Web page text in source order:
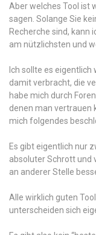
Aber welches Tool ist
sagen. Solange Sie
Recherche sind, kann
am nützlichsten und
Ich sollte es
damit verbracht, die
habe mich durch
denen man vertrauen
mich folgendes
Es gibt eigentlich nur
absoluter Schrott und
an anderer Stelle
Alle wirklich guten
unterscheiden sich